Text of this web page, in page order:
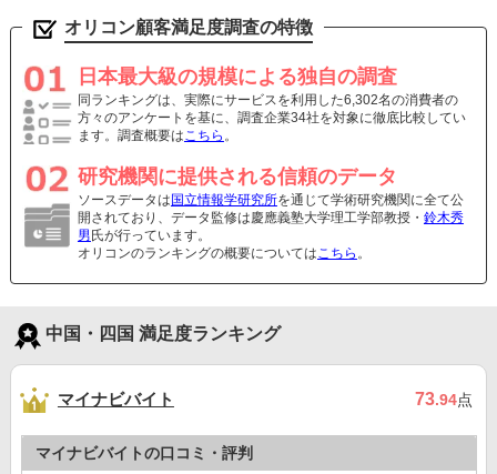
オリコン顧客満足度調査の特徴
日本最大級の規模による独自の調査
同ランキングは、実際にサービスを利用した6,302名の消費者の
方々のアンケートを基に、調査企業34社を対象に徹底比較してい
ます。調査概要はこちら 。
研究機関に提供される信頼のデータ
ソースデータは 国立情報学研究所を通じて学術研究機関に全て公
開されており、データ監修は慶應義塾大学理工学部教授・ 鈴木秀
男 氏が行っています。
オリコンのランキングの概要についてはこちら 。
中国・四国 満足度ランキング
マイナビバイト 73.94点
マイナビバイトの口コミ・評判